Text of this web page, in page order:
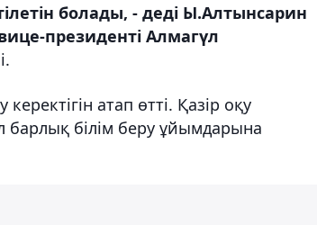
болады, - деді Ы.Алтынсарин
президенті Алмагүл
атап өтті. Қазір оқу
барлық білім беру ұйымдарына